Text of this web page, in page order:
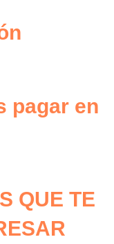
pagar en
QUE TE